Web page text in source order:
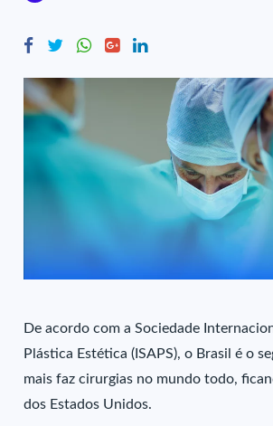
De acordo com a Sociedade
Plástica Estética (ISAPS), o Brasil é o
mais faz cirurgias no mundo todo,
dos Estados Unidos.